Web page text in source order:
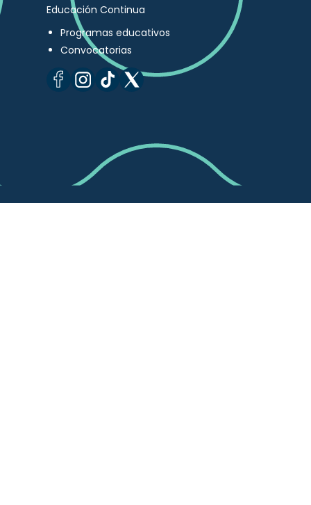
Educación Continua
Programas educativos
Convocatorias